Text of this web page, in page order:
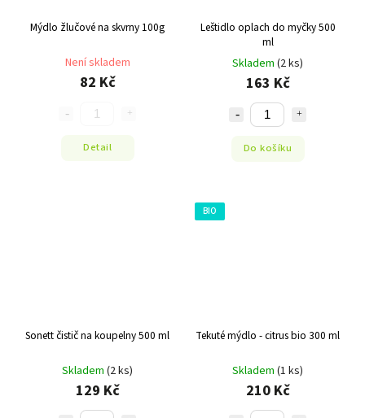
Mýdlo žlučové na skvrny 100g
Není skladem
82 Kč
Detail
Leštidlo oplach do myčky 500
ml
Skladem (2 ks)
163 Kč
Do košíku
Sonett čistič na koupelny 500 ml
Skladem (2 ks)
129 Kč
BIO
Tekuté mýdlo - citrus bio 300 ml
Skladem (1 ks)
210 Kč